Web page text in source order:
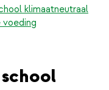
klimaatneutraal
voeding